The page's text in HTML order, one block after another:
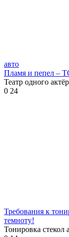
авто
Пламя и пепел –
Театр одного
0 24
Требования к
темноту!
Тонировка стекол